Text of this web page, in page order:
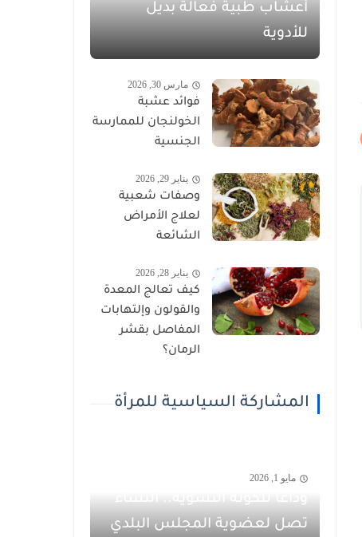
أعشاب طبية فعالة بديل
للأدوية
مارس 30, 2026
فوائد عشبة
الخولنجان للممارسة
الجنسية
يناير 29, 2026
وصفات شعبية
لعلاج الأمراض
الشائعة
يناير 28, 2026
كيف تعالج المعدة
والقولون وإلتهابات
المفاصل بقشر
الرمان؟
المشاركة السياسية للمرأة
مايو 1, 2026
وداعاً للكوتة النسوية.. النساء
تصل لعضوية المجلس البلدي